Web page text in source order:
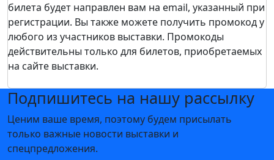
билета будет направлен вам на email, указанный при
регистрации. Вы также можете получить промокод у
любого из участников выставки. Промокоды
действительны только для билетов, приобретаемых
на сайте выставки.
Подпишитесь на нашу рассылку
Ценим ваше время, поэтому будем присылать
только важные новости выставки и
спецпредложения.